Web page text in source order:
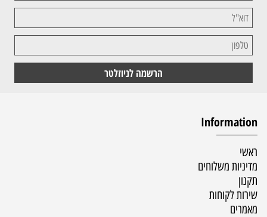
Information
ראשי
מדיניות משלוחים
תקנון
שירות לקוחות
מאמרים